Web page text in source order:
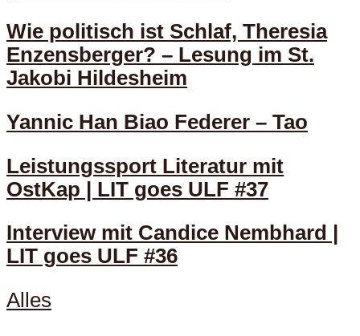
Wie politisch ist Schlaf, Theresia
Enzensberger? – Lesung im St.
Jakobi Hildesheim
Yannic Han Biao Federer – Tao
Leistungssport Literatur mit
OstKap | LIT goes ULF #37
Interview mit Candice Nembhard |
LIT goes ULF #36
Alles